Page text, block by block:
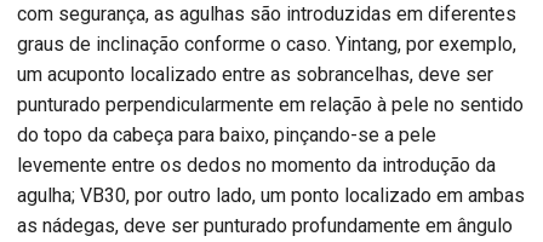
com segurança, as agulhas são introduzidas em diferentes
graus de inclinação conforme o caso. Yintang, por exemplo,
um acuponto localizado entre as sobrancelhas, deve ser
punturado perpendicularmente em relação à pele no sentido
do topo da cabeça para baixo, pinçando-se a pele
levemente entre os dedos no momento da introdução da
agulha; VB30, por outro lado, um ponto localizado em ambas
as nádegas, deve ser punturado profundamente em ângulo